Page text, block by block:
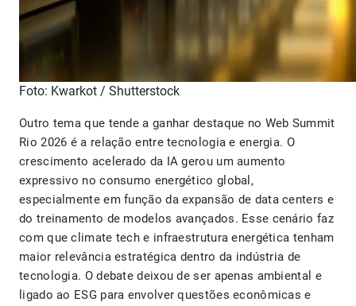
Foto: Kwarkot / Shutterstock
Outro tema que tende a ganhar destaque no Web Summit
Rio 2026 é a relação entre tecnologia e energia. O
crescimento acelerado da IA gerou um aumento
expressivo no consumo energético global,
especialmente em função da expansão de data centers e
do treinamento de modelos avançados. Esse cenário faz
com que climate tech e infraestrutura energética tenham
maior relevância estratégica dentro da indústria de
tecnologia. O debate deixou de ser apenas ambiental e
ligado ao ESG para envolver questões econômicas e